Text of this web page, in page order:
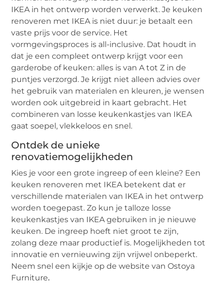
IKEA in het ontwerp worden verwerkt. Je keuken
renoveren met IKEA is niet duur: je betaalt een
vaste prijs voor de service. Het
vormgevingsproces is all-inclusive. Dat houdt in
dat je een compleet ontwerp krijgt voor een
garderobe of keuken: alles is van A tot Z in de
puntjes verzorgd. Je krijgt niet alleen advies over
het gebruik van materialen en kleuren, je wensen
worden ook uitgebreid in kaart gebracht. Het
combineren van losse keukenkastjes van IKEA
gaat soepel, vlekkeloos en snel.
Ontdek de unieke
renovatiemogelijkheden
Kies je voor een grote ingreep of een kleine? Een
keuken renoveren met IKEA betekent dat er
verschillende materialen van IKEA in het ontwerp
worden toegepast. Zo kun je talloze losse
keukenkastjes van IKEA gebruiken in je nieuwe
keuken. De ingreep hoeft niet groot te zijn,
zolang deze maar productief is. Mogelijkheden tot
innovatie en vernieuwing zijn vrijwel onbeperkt.
Neem snel een kijkje op de website van Ostoya
Furniture.